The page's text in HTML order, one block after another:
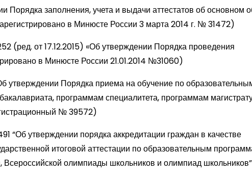
Порядка заполнения, учета и выдачи аттестатов об основном
в Минюсте России 3 марта 2014 г. № 31472)
(ред. от 17.12.2015) «Об утверждении Порядка проведения
в Минюсте России 21.01.2014 №31060)
утверждении Порядка приема на обучение по
программам специалитета, программам
№ 39572)
“Об утверждении порядка аккредитации граждан в качестве
итоговой аттестации по образовательным
олимпиады школьников и олимпиад